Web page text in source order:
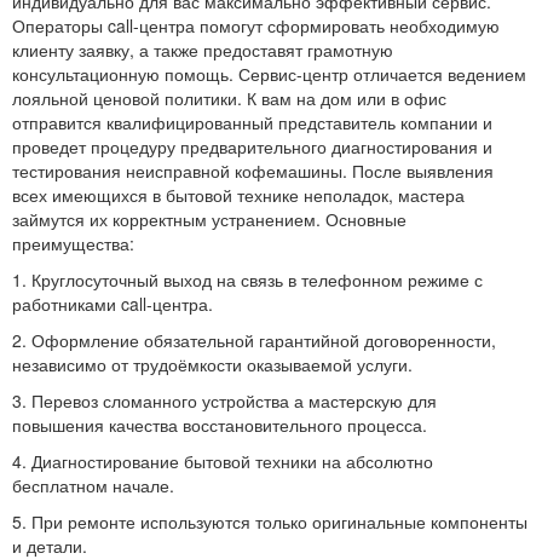
Операторы call-центра помогут сформировать необходимую
клиенту заявку, а также предоставят грамотную
консультационную помощь. Сервис-центр отличается ведением
лояльной ценовой политики. К вам на дом или в офис
отправится квалифицированный представитель компании и
проведет процедуру предварительного диагностирования и
тестирования неисправной кофемашины. После выявления
всех имеющихся в бытовой технике неполадок, мастера
займутся их корректным устранением. Основные
преимущества:
1. Круглосуточный выход на связь в телефонном режиме с
работниками call-центра.
2. Оформление обязательной гарантийной договоренности,
независимо от трудоёмкости оказываемой услуги.
3. Перевоз сломанного устройства а мастерскую для
повышения качества восстановительного процесса.
4. Диагностирование бытовой техники на абсолютно
бесплатном начале.
5. При ремонте используются только оригинальные компоненты
и детали.